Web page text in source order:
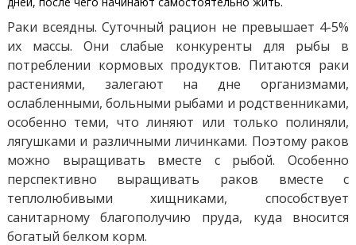
Раки всеядны. Суточный рацион не превышает 4-5%
их массы. Они слабые конкуренты для рыбы в
потреблении кормовых продуктов. Питаются раки
растениями, залегают на дне организмами,
ослабленными, больными рыбами и родственниками,
особенно теми, что линяют или только полиняли,
лягушками и различными личинками. Поэтому раков
можно выращивать вместе с рыбой. Особенно
перспективно выращивать раков вместе с
теплолюбивыми хищниками, способствует
санитарному благополучию пруда, куда вносится
богатый белком корм.